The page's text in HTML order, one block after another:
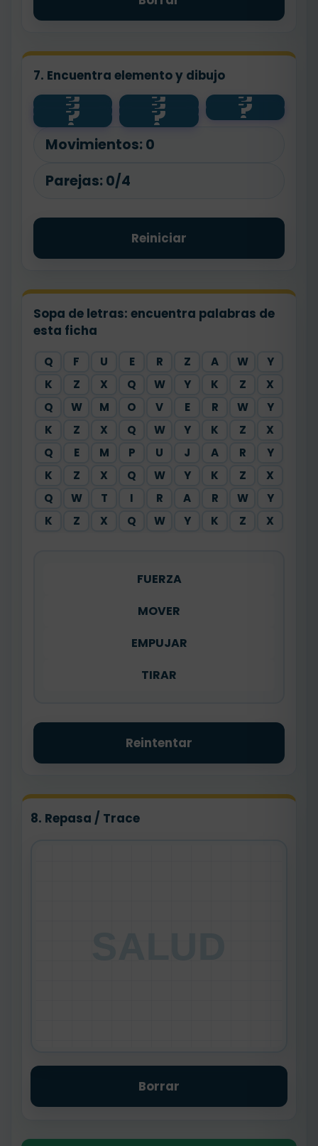
7. Encuentra elemento y dibujo
?
planta ?
animal ?
💧
?
agua ?
🧼 ?
salud
?
🐾 ?
🌱
Movimientos: 0
Parejas: 0/4
Reiniciar
Sopa de letras: encuentra palabras de
esta ficha
Q F U E R Z A W
Y
K
Z X Q W Y K Z
X
Q
W M O V E R W
Y
K
Z X Q W Y K Z
X
Q
E M P U J A R
Y
K
Z X Q W Y K Z
X
Q
W T I R A R W
Y
K
Z X Q W Y K Z X
FUERZA
MOVER
EMPUJAR
TIRAR
Reintentar
8. Repasa / Trace
Borrar